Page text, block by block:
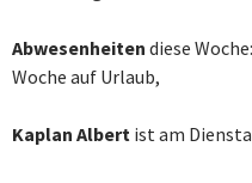
Abwesenheiten diese Woche:
Woche auf Urlaub,
Kaplan Albert ist am